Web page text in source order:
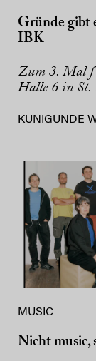
Gründe gibt
IBK
Zum 3. Mal
Halle 6 in St.
KUNIGUNDE
MUSIC
Nicht music,